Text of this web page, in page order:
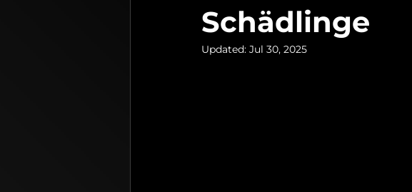
Schädlinge
Updated: Jul 30, 2025